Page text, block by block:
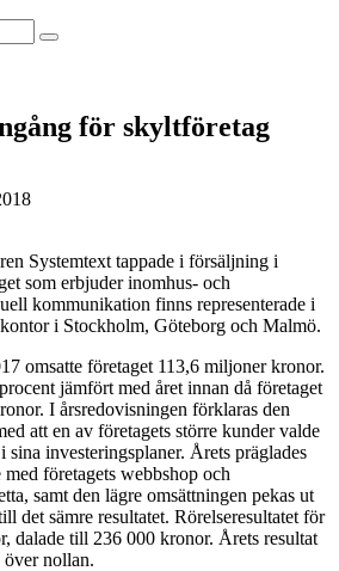
för skyltföretag
Systemtext tappade i försäljning i
som erbjuder inomhus- och
kommunikation finns representerade i
i Stockholm, Göteborg och Malmö.
omsatte företaget 113,6 miljoner kronor.
jämfört med året innan då företaget
I årsredovisningen förklaras den
att en av företagets större kunder valde
investeringsplaner. Årets präglades
företagets webbshop och
samt den lägre omsättningen pekas ut
det sämre resultatet. Rörelseresultatet för
dalade till 236 000 kronor. Årets resultat
över nollan.